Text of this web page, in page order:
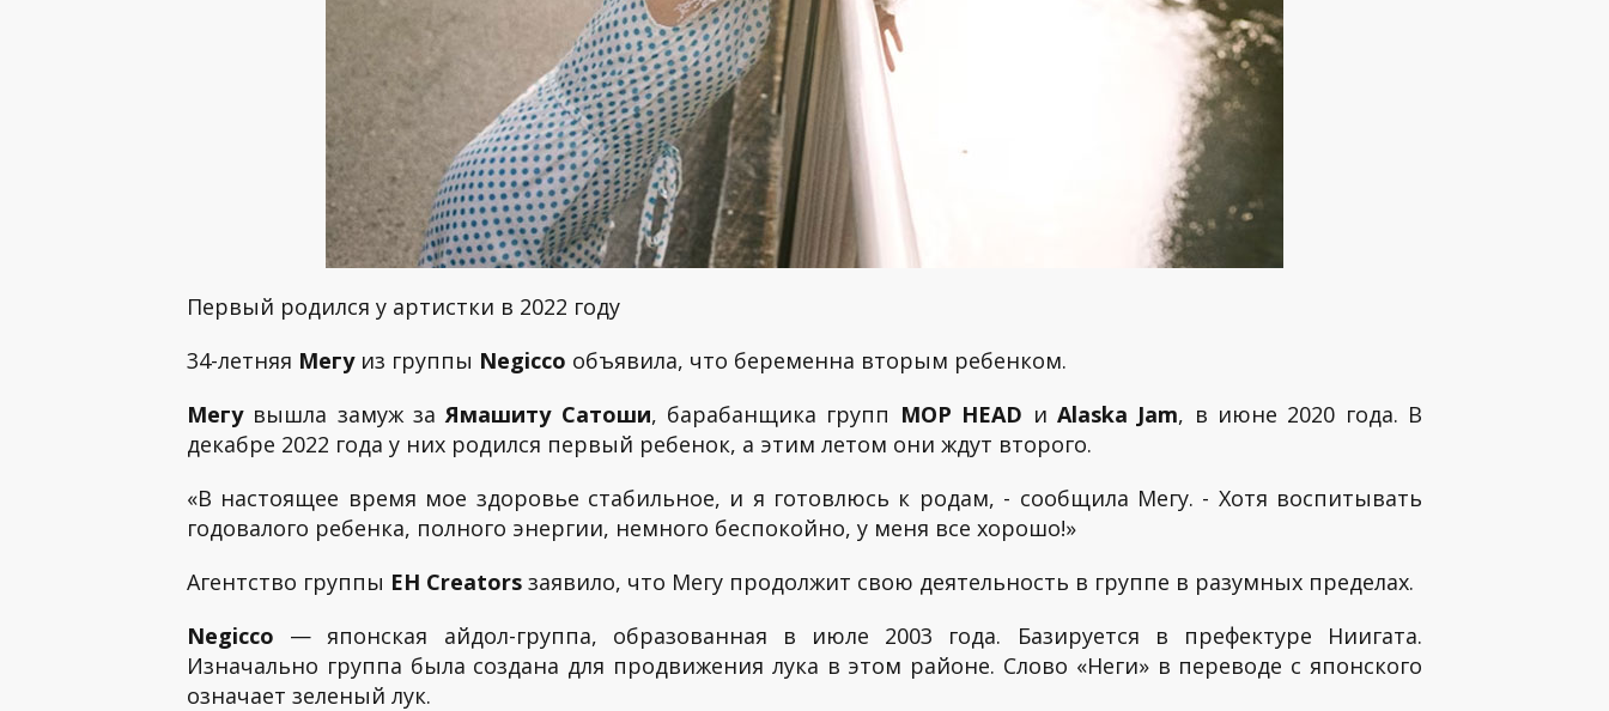
Первый родился у артистки в 2022 году
34-летняя Мегуиз группы Negicco объявила, что беременна вторым ребенком.
Мегувышла замуж заЯмашиту Сатоши, барабанщика групп MOP HEAD и Alaska Jam, в июне 2020 года. В
декабре 2022 года у них родился первый ребенок, а этим летом они ждут второго.
«В настоящее время мое здоровье стабильное, и я готовлюсь к родам, - сообщила Мегу. - Хотя воспитывать
годовалого ребенка, полного энергии, немного беспокойно, у меня все хорошо!»
Агентство группы EH Creators заявило, что Мегу продолжит свою деятельность в группе в разумных пределах.
Negicco — японская айдол-группа, образованная в июле 2003 года. Базируется в префектуре Ниигата.
Изначально группа была создана для продвижения лука в этом районе. Слово «Неги» в переводе с японского
означает зеленый лук.